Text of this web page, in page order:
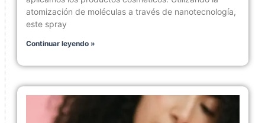
atomización de moléculas a través de nanotecnología,
este spray
Continuar leyendo »